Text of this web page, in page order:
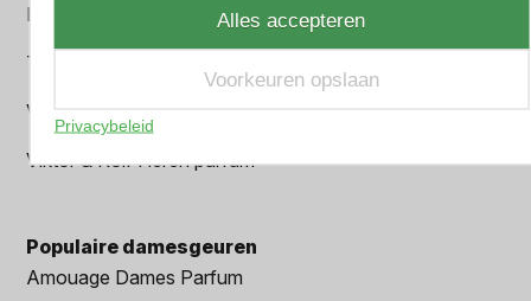
Prada Heren parfum
Tom Ford Heren parfum
Versace Heren parfum
Viktor & Rolf Heren parfum
Populaire damesgeuren
Amouage Dames Parfum
Alles accepteren
Voorkeuren opslaan
Privacybeleid